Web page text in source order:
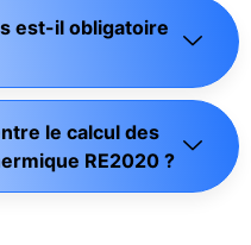
est-il obligatoire
le calcul des
RE2020 ?